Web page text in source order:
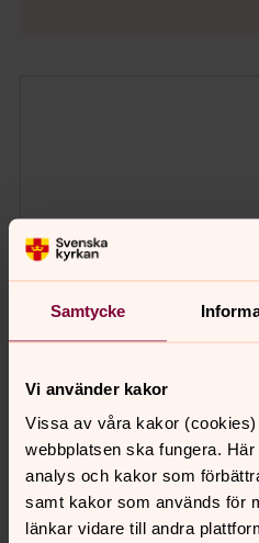
Samtycke
Vi använder kakor
Vissa av våra kakor
webbplatsen ska fungera.
analys och kakor som
samt kakor som används för
länkar vidare till andra